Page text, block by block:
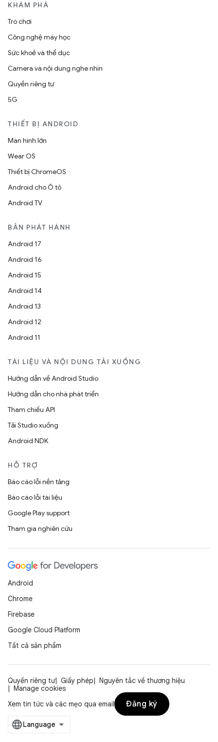
KHÁM PHÁ
Trò chơi
Công nghệ máy học
Sức khoẻ và thể dục
Camera và nội dung nghe nhìn
Quyền riêng tư
5G
THIẾT BỊ ANDROID
Màn hình lớn
Wear OS
Thiết bị ChromeOS
Android cho Ô tô
Android TV
BẢN PHÁT HÀNH
Android 17
Android 16
Android 15
Android 14
Android 13
Android 12
Android 11
TÀI LIỆU VÀ NỘI DUNG TẢI XUỐNG
Hướng dẫn về Android Studio
Hướng dẫn cho nhà phát triển
Tham chiếu API
Tải Studio xuống
Android NDK
HỖ TRỢ
Báo cáo lỗi nền tảng
Báo cáo lỗi tài liệu
Google Play support
Tham gia nghiên cứu
Android
Chrome
Firebase
Google Cloud Platform
Tất cả sản phẩm
Quyền riêng tư Giấy phép
Nguyên tắc về thương hiệu
Manage cookies
Xem tin tức và các mẹo qua email
Đăng ký